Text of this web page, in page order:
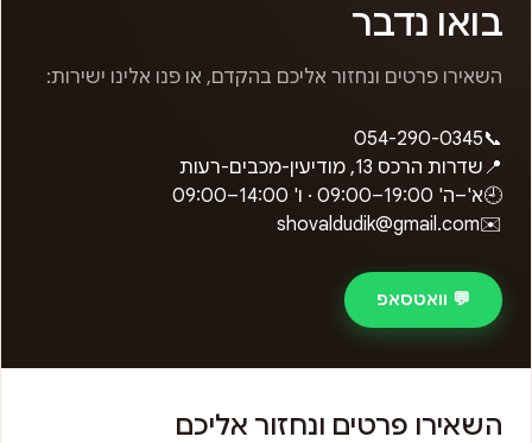
בואו נדבר
השאירו פרטים ונחזור אליכם בהקדם, או פנו אלינו ישירות:
📞
054-290-0345
📍 שדרות הרכס 13, מודיעין-מכבים-רעות
🕘א'–ה' 09:00–19:00 · ו' 09:00–14:00
✉️
shovaldudik@gmail.com
💬 וואטסאפ
השאירו פרטים ונחזור אליכם